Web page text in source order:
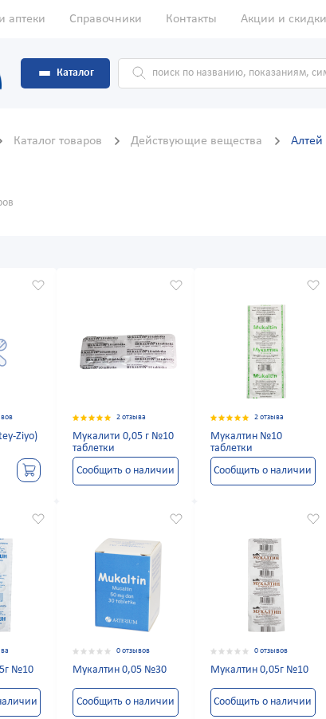
аптеки Справочники Контакты Акции и скидки
Каталог
Каталог товаров Действующие вещества Алтей
Ziyo)
2 отзыва
Мукалити 0,05 г №10
таблетки
Сообщить о наличии
2 отзыва
Мукалтин №10
таблетки
Сообщить о наличии
№10
0 отзывов
Мукалтин 0,05 №30
Сообщить о наличии
0 отзывов
Мукалтин 0,05г №10
Сообщить о наличии